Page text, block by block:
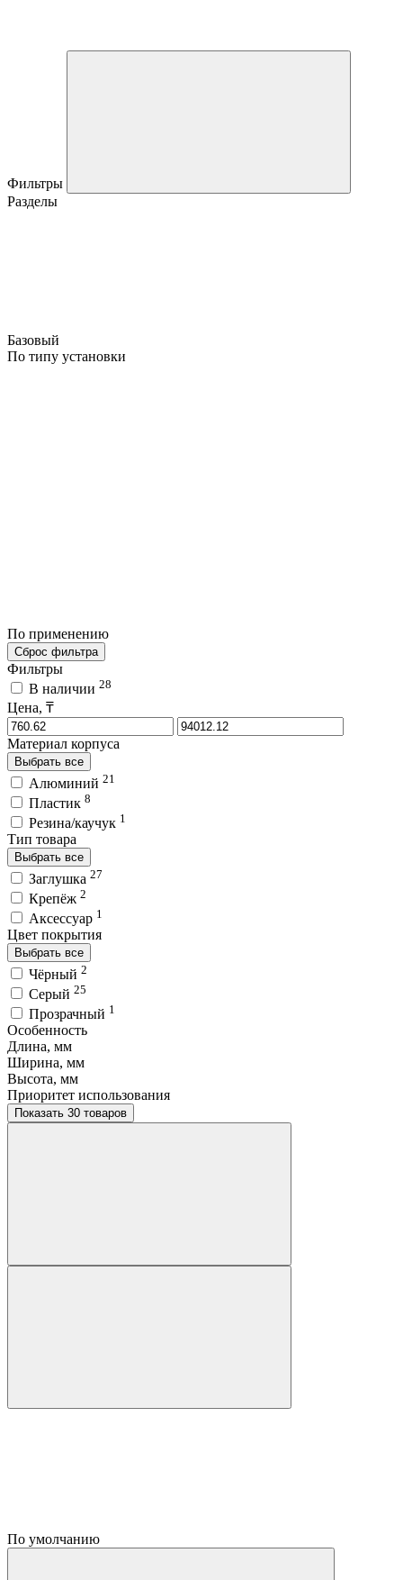
Фильтры
Разделы
Базовый
По типу установки
По применению
Сброс фильтра
Фильтры
В наличии 28
Цена, ₸
Материал корпуса
Выбрать все
Алюминий 21
Пластик 8
Резина/каучук 1
Тип товара
Выбрать все
Заглушка 27
Крепёж 2
Аксессуар 1
Цвет покрытия
Выбрать все
Чёрный 2
Серый 25
Прозрачный 1
Особенность
Длина, мм
Ширина, мм
Высота, мм
Приоритет использования
Показать 30 товаров
По умолчанию